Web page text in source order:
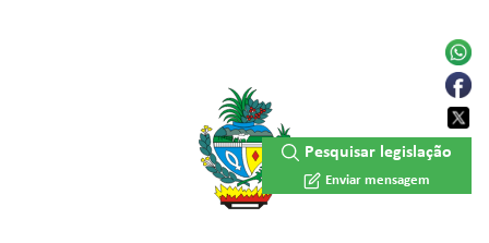
Pesquisar legislação
Enviar mensagem